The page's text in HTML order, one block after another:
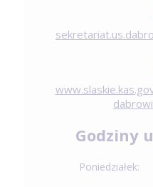
Godziny
Poniedziałek: